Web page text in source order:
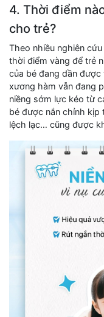
4. Thời điểm
cho trẻ?
Theo nhiều nghiên
thời điểm vàng để trẻ
của bé đang dần
xương hàm vẫn đang
niềng sớm lực kéo từ
bé được nắn chỉnh kịp
lệch lạc… cũng được